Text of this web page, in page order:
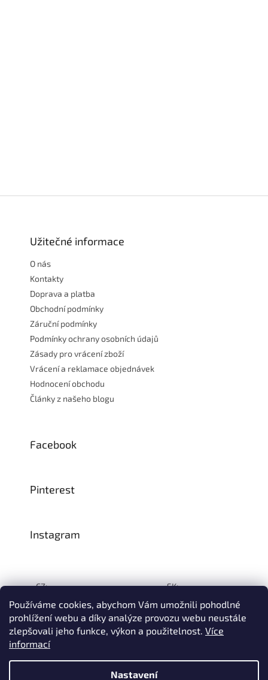
Používáme cookies, abychom Vám umožnili pohodlné
prohlížení webu a díky analýze provozu webu neustále
zlepšovali jeho funkce, výkon a použitelnost. Více
informací
Nastavení
Na přelomu července a srpna může dojít k určitému zpoždění
Užitečné informace
O nás
Kontakty
Doprava a platba
Obchodní podmínky
Záruční podmínky
Podmínky ochrany osobních údajů
Zásady pro vrácení zboží
Vrácení a reklamace objednávek
Hodnocení obchodu
Články z našeho blogu
Facebook
Pinterest
Instagram
CZ: SK:
Vytvořil Shoptet
© 1993–2026INTEA SERVICE s.r.o.Všechna práva vyhrazena.